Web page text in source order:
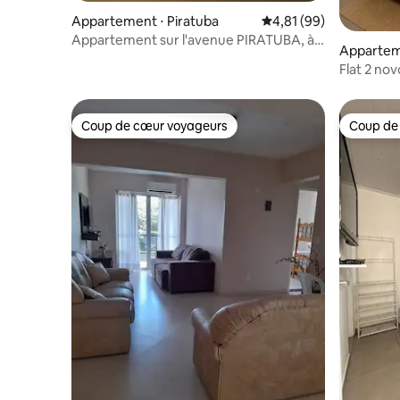
Appartement ⋅ Piratuba Évaluation moyenne
4,81 (99)
Appartement sur l'avenue PIRATUBA, à
Flat 2
Coup de cœur voyageurs
Coup de cœur voyageurs Coup
Coup